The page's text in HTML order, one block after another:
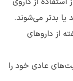
یا بدتر می‌شوند.
از 2 بار در هفته از داروهای
عادی خود را